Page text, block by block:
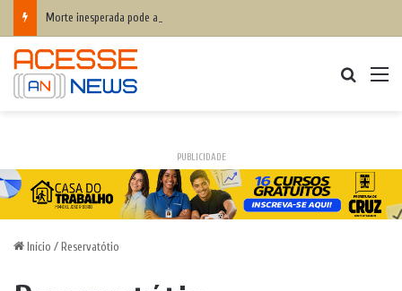
Morte inesperada pode agravar desequilíbrio financeiro das famílias
PUBLICIDADE
Início / Reservatótio